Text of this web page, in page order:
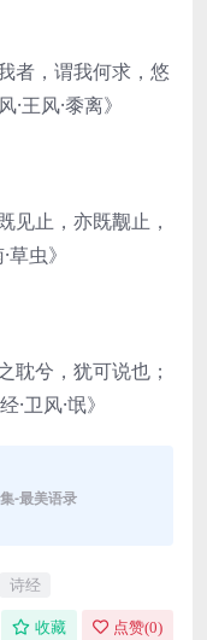
，谓我何求，悠
王风·黍离》
止，亦既觏止，
虫》
兮，犹可说也；
卫风·氓》
-最美语录
诗经
收藏 点赞(0)